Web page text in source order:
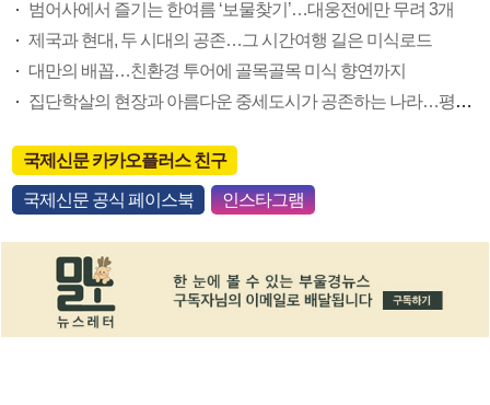
범어사에서 즐기는 한여름 ‘보물찾기’…대웅전에만 무려 3개
제국과 현대, 두 시대의 공존…그 시간여행 길은 미식로드
대만의 배꼽…친환경 투어에 골목골목 미식 향연까지
집단학살의 현장과 아름다운 중세도시가 공존하는 나라…평화가 더 절실해졌다
국제신문 카카오플러스 친구
국제신문 공식 페이스북 인스타그램